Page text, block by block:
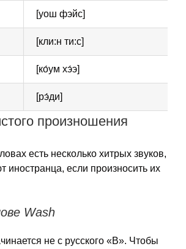
[уош фэйс]
[кли:н ти:с]
[ко́ум хэ́э]
[рэ́ди]
произношения
есть несколько хитрых звуков,
иностранца, если произносить их
Wash
не с русского «В». Чтобы